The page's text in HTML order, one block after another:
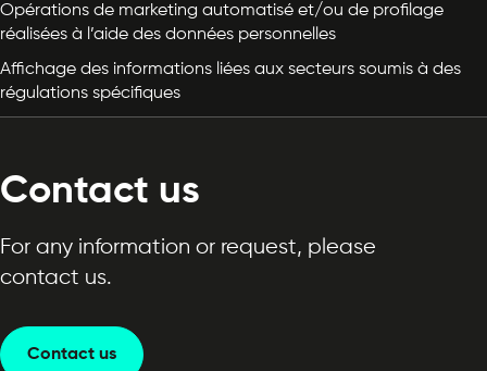
Opérations de marketing automatisé et/ou de profilage
réalisées à l’aide des données personnelles
Affichage des informations liées aux secteurs soumis à des
régulations spécifiques
Contact us
For any information or request, please
contact us.
Contact us